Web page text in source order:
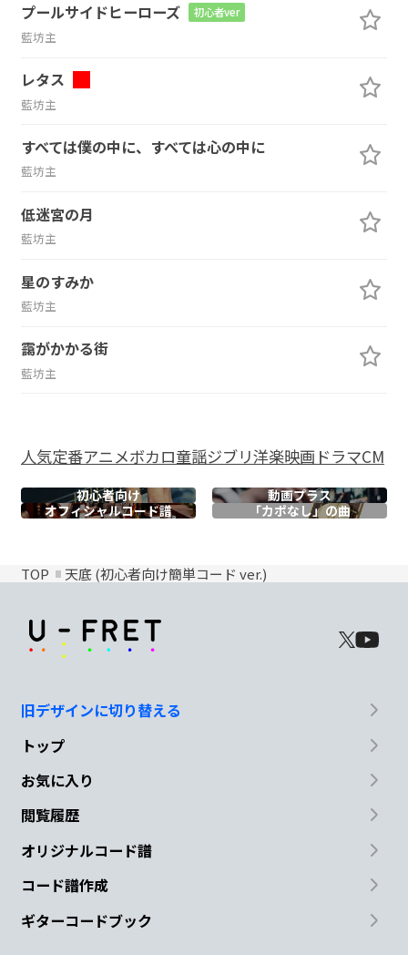
プールサイドヒーローズ 初心者ver
藍坊主
レタス
藍坊主
すべては僕の中に、すべては心の中に
藍坊主
低迷宮の月
藍坊主
星のすみか
藍坊主
靄がかかる街
藍坊主
人気定番アニメボカロ童謡ジブリ洋楽映画ドラマCM
初心者向け
動画プラス
オフィシャルコード譜 「カポなし」の曲
TOP 天底 (初心者向け簡単コード ver.)
旧デザインに切り替える
トップ
お気に入り
閲覧履歴
オリジナルコード譜
コード譜作成
ギターコードブック